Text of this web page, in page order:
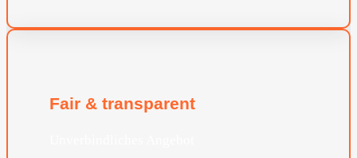
Fair & transparent